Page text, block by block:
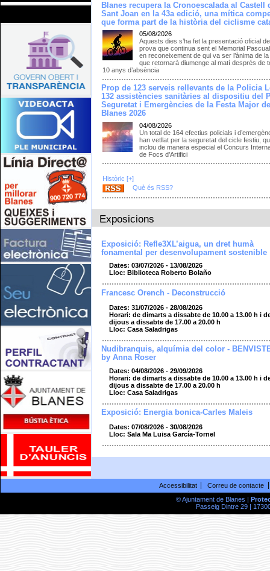
Blanes recupera la Cronoescalada al Castell
Sant Joan en la 43a edició, una mítica
que forma part de la història del ciclisme
05/08/2026
Aquests dies s’ha fet la presentació oficial
prova que continua sent el Memorial
en reconeixement de qui va ser l’ànima de
que retornarà diumenge al matí després de
10 anys d’absència
Prop de 123 serveis rellevants de la Policia
132 assistències sanitàries al dispositiu del
Seguretat i Emergències de la Festa Major
Blanes 2026
04/08/2026
Un total de 164 efectius policials i
han vetllat per la seguretat del cicle festiu,
inclou de manera especial el Concurs
de Focs d’Artifici
Històric [+]
Què és RSS?
Exposicions
Exposició: Refle3XL’aigua, un dret humà
fonamental per desenvolupament sostenible
Dates: 03/07/2026 - 13/08/2026
Lloc: Biblioteca Roberto Bolaño
Francesc Orench - Deconstrucció
Dates: 31/07/2026 - 28/08/2026
Horari: de dimarts a dissabte de 10.00 a 13.00 h i
dijous a dissabte de 17.00 a 20.00 h
Lloc: Casa Saladrigas
Nudibranquis, alquímia del color -
by Anna Roser
Dates: 04/08/2026 - 29/09/2026
Horari: de dimarts a dissabte de 10.00 a 13.00 h i
dijous a dissabte de 17.00 a 20.00 h
Lloc: Casa Saladrigas
Exposició: Energia bonica-Carles Maleis
Dates: 07/08/2026 - 30/08/2026
Lloc: Sala Ma Luisa García-Tornel
Accessibilitat
Correu de contacte
© Ajuntament de Blanes |
Passeig Dintre 29 |